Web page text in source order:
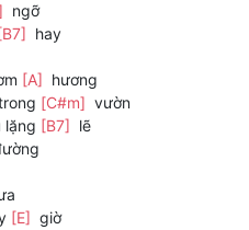
ngỡ
hay
[A] hương
[C#m] vườn
lặng [B7] lẽ
[E] giờ